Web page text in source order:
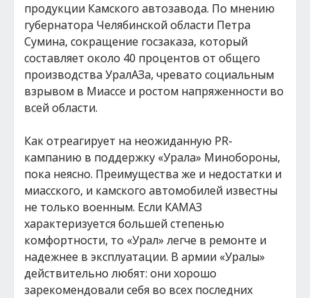
продукции Камского автозавода. По мнению
губернатора Челябинской области Петра
Сумина, сокращение госзаказа, который
составляет около 40 процентов от общего
производства УралАЗа, чревато социальным
взрывом в Миассе и ростом напряженности во
всей области.
Как отреагирует на неожиданную PR-
кампанию в поддержку «Урала» Минобороны,
пока неясно. Преимущества же и недостатки и
миасского, и камского автомобилей известны
не только военным. Если КАМАЗ
характеризуется большей степенью
комфортности, то «Урал» легче в ремонте и
надежнее в эксплуатации. В армии «Уралы»
действительно любят: они хорошо
зарекомендовали себя во всех последних